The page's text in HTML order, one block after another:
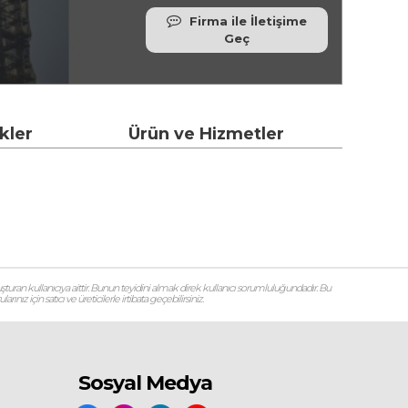
Firma ile İletişime
Geç
Ürün ve Hizmetler
kullanıcıya aittir. Bunun teyidini almak direk kullanıcı sorumluluğundadır. Bu
için satıcı ve üreticilerle irtibata geçebilirsiniz.
Sosyal Medya